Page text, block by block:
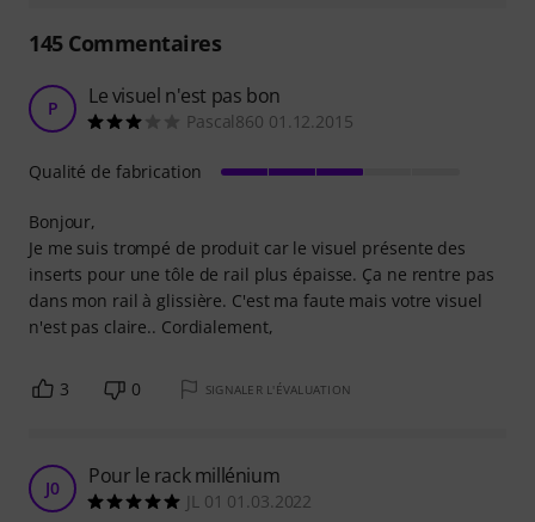
145Commentaires
P Le visuel n'est pas bon
Pascal860 01.12.2015
Bonjour,
Je me suis trompé de produit car le visuel présente des
inserts pour une tôle de rail plus épaisse. Ça ne rentre pas
dans mon rail à glissière. C'est ma faute mais votre visuel
n'est pas claire.. Cordialement,
Qualité de fabrication
3 0 SIGNALER L'ÉVALUATION
J0 Pour le rack millénium
JL 01 01.03.2022